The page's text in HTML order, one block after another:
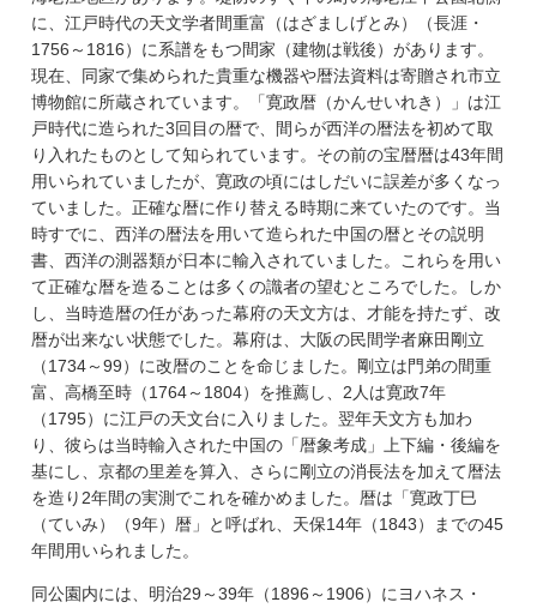
に、江戸時代の天文学者間重富（はざましげとみ）（長涯・
1756～1816）に系譜をもつ間家（建物は戦後）があります。
現在、同家で集められた貴重な機器や暦法資料は寄贈され市立
博物館に所蔵されています。「寛政暦（かんせいれき）」は江
戸時代に造られた3回目の暦で、間らが西洋の暦法を初めて取
り入れたものとして知られています。その前の宝暦暦は43年間
用いられていましたが、寛政の頃にはしだいに誤差が多くなっ
ていました。正確な暦に作り替える時期に来ていたのです。当
時すでに、西洋の暦法を用いて造られた中国の暦とその説明
書、西洋の測器類が日本に輸入されていました。これらを用い
て正確な暦を造ることは多くの識者の望むところでした。しか
し、当時造暦の任があった幕府の天文方は、才能を持たず、改
暦が出来ない状態でした。幕府は、大阪の民間学者麻田剛立
（1734～99）に改暦のことを命じました。剛立は門弟の間重
富、高橋至時（1764～1804）を推薦し、2人は寛政7年
（1795）に江戸の天文台に入りました。翌年天文方も加わ
り、彼らは当時輸入された中国の「暦象考成」上下編・後編を
基にし、京都の里差を算入、さらに剛立の消長法を加えて暦法
を造り2年間の実測でこれを確かめました。暦は「寛政丁巳
（ていみ）（9年）暦」と呼ばれ、天保14年（1843）までの45
年間用いられました。
同公園内には、明治29～39年（1896～1906）にヨハネス・